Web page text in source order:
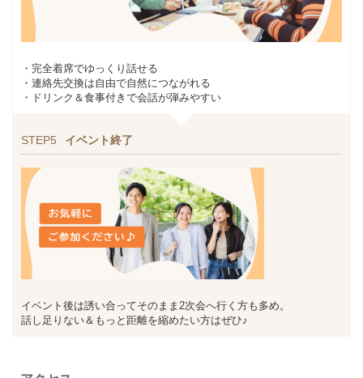
・完全着席でゆっくり話せる
・連絡先交換は自由で自然につながれる
・ドリンク＆食事付きで会話が弾みやすい
STEP5 イベント終了
イベント後は誘い合ってそのまま2次会へ行く方も多め。
話し足りない＆もっと距離を縮めたい方はぜひ♪